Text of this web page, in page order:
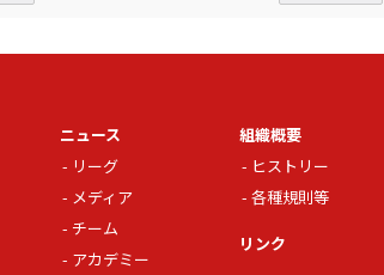
ニュース
リーグ
メディア
チーム
アカデミー
組織概要
ヒストリー
各種規則等
リンク